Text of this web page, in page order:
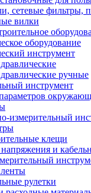
сетевые фильтры,
вилки
оборудование
инструмент
ручные
инструмент
измерительный
клещи
напряжения и
рулетки